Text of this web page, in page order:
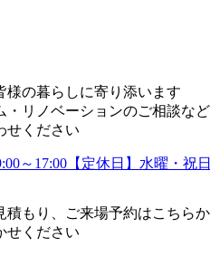
様の暮らしに寄り添います
・リノベーションのご相談など
せください
～17:00【定休日】水曜・祝
積もり、ご来場予約はこちら
せください